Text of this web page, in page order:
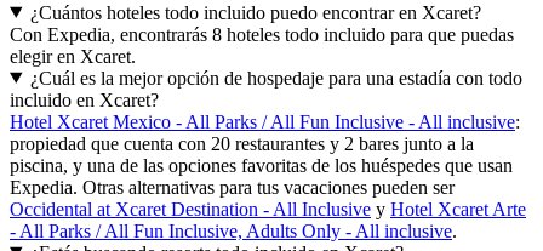
¿Cuántos hoteles todo incluido puedo encontrar en Xcaret?
Con Expedia, encontrarás 8 hoteles todo incluido para que puedas
elegir en Xcaret.
¿Cuál es la mejor opción de hospedaje para una estadía con todo
incluido en Xcaret?
Hotel Xcaret Mexico - All Parks / All Fun Inclusive - All inclusive:
propiedad que cuenta con 20 restaurantes y 2 bares junto a la
piscina, y una de las opciones favoritas de los huéspedes que usan
Expedia. Otras alternativas para tus vacaciones pueden ser
Occidental at Xcaret Destination - All Inclusive y Hotel Xcaret Arte
- All Parks / All Fun Inclusive, Adults Only - All inclusive.